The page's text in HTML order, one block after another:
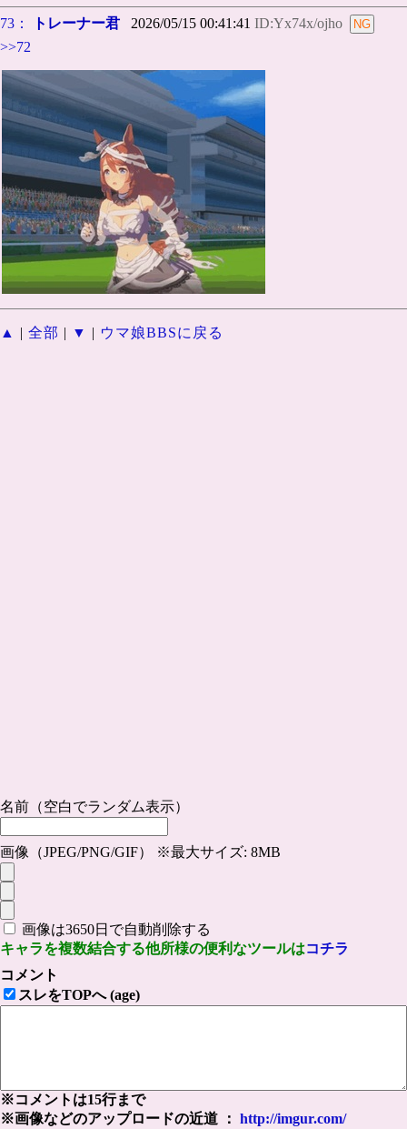
73： トレーナー君 2026/05/15 00:41:41 ID:Yx74x/ojho
>>72
▲ | 全部 | ▼ | ウマ娘BBSに戻る
名前（空白でランダム表示）
画像（JPEG/PNG/GIF） ※最大サイズ: 8MB
画像は3650日で自動削除する
キャラを複数結合する他所様の便利なツールはコチラ
コメント
スレをTOPへ (age)
※コメントは15行まで
※画像などのアップロードの近道 ： http://imgur.com/